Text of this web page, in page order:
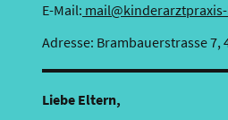
E-Mail:
Adresse: Brambauerstrasse 7,
Liebe Eltern,